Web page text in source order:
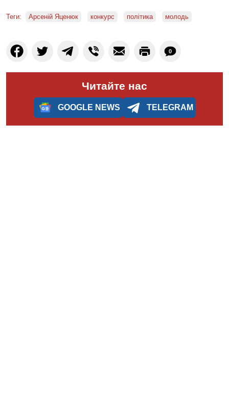
Теги: Арсеній Яценюк конкурс політика молодь
0
Читайте нас
GOOGLE NEWS TELEGRAM